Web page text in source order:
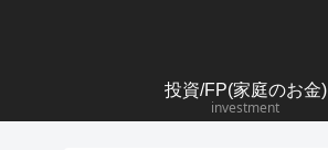
投資/FP(家庭のお金)
investment